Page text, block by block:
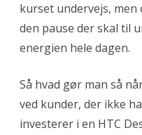
kurset undervejs,
den pause der skal til
energien hele dagen.
Så hvad gør man så
ved kunder, der ikke
investerer i en HTC